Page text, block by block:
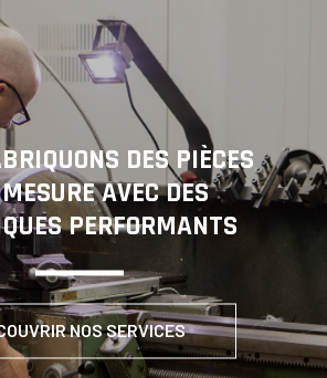
DES PIÈCES
AVEC DES
PERFORMANTS
NOS SERVICES